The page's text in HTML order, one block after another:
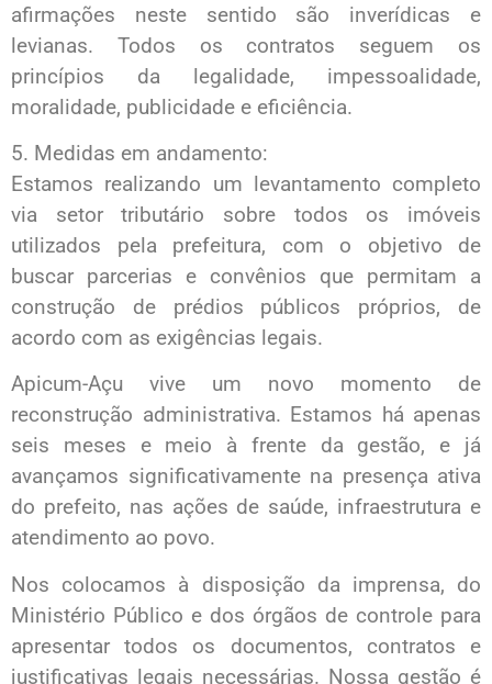
afirmações neste sentido são inverídicas e
levianas. Todos os contratos seguem os
princípios da legalidade, impessoalidade,
moralidade, publicidade e eficiência.
5. Medidas em andamento:
Estamos realizando um levantamento completo
via setor tributário sobre todos os imóveis
utilizados pela prefeitura, com o objetivo de
buscar parcerias e convênios que permitam a
construção de prédios públicos próprios, de
acordo com as exigências legais.
Apicum-Açu vive um novo momento de
reconstrução administrativa. Estamos há apenas
seis meses e meio à frente da gestão, e já
avançamos significativamente na presença ativa
do prefeito, nas ações de saúde, infraestrutura e
atendimento ao povo.
Nos colocamos à disposição da imprensa, do
Ministério Público e dos órgãos de controle para
apresentar todos os documentos, contratos e
justificativas legais necessárias. Nossa gestão é